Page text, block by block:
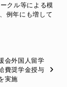
クル等による模
例年にも増して
会外国人留学
費奨学金授与
実施